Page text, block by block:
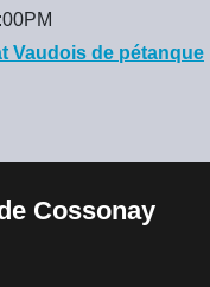
Vaudois de pétanque
Cossonay